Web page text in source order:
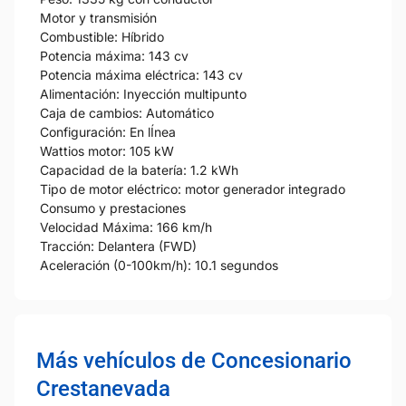
Motor y transmisión
Combustible: Híbrido
Potencia máxima: 143 cv
Potencia máxima eléctrica: 143 cv
Alimentación: Inyección multipunto
Caja de cambios: Automático
Configuración: En lÍnea
Wattios motor: 105 kW
Capacidad de la batería: 1.2 kWh
Tipo de motor eléctrico: motor generador integrado
Consumo y prestaciones
Velocidad Máxima: 166 km/h
Tracción: Delantera (FWD)
Aceleración (0-100km/h): 10.1 segundos
Más vehículos de Concesionario
Crestanevada